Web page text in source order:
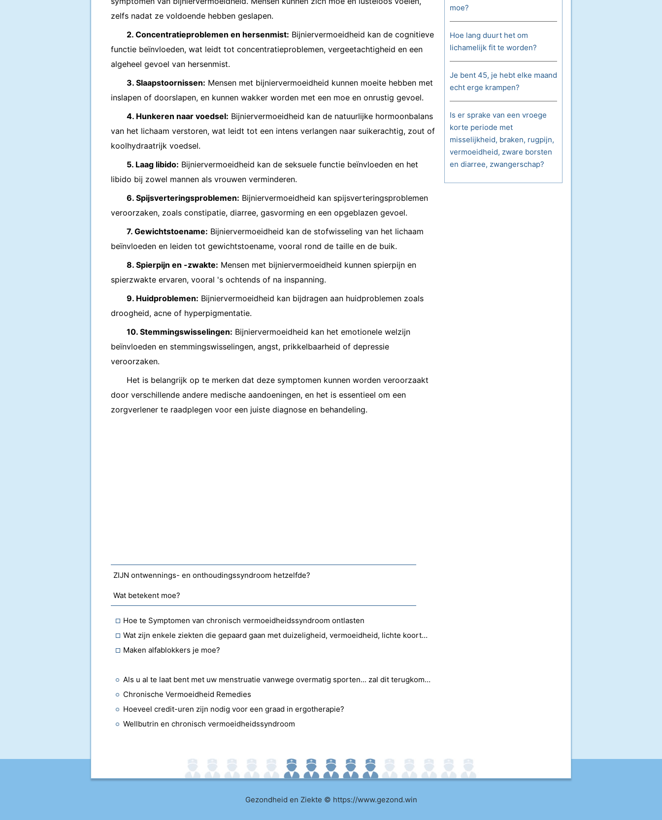
zelfs nadat ze voldoende hebben geslapen.
2. Concentratieproblemen en hersenmist: Bijniervermoeidheid kan de cognitieve
functie beïnvloeden, wat leidt tot concentratieproblemen, vergeetachtigheid en een
algeheel gevoel van hersenmist.
3. Slaapstoornissen: Mensen met bijniervermoeidheid kunnen moeite hebben met
inslapen of doorslapen, en kunnen wakker worden met een moe en onrustig gevoel.
4. Hunkeren naar voedsel: Bijniervermoeidheid kan de natuurlijke hormoonbalans
van het lichaam verstoren, wat leidt tot een intens verlangen naar suikerachtig, zout of
koolhydraatrijk voedsel.
5. Laag libido: Bijniervermoeidheid kan de seksuele functie beïnvloeden en het
libido bij zowel mannen als vrouwen verminderen.
6. Spijsverteringsproblemen: Bijniervermoeidheid kan spijsverteringsproblemen
veroorzaken, zoals constipatie, diarree, gasvorming en een opgeblazen gevoel.
7. Gewichtstoename: Bijniervermoeidheid kan de stofwisseling van het lichaam
beïnvloeden en leiden tot gewichtstoename, vooral rond de taille en de buik.
8. Spierpijn en -zwakte: Mensen met bijniervermoeidheid kunnen spierpijn en
spierzwakte ervaren, vooral 's ochtends of na inspanning.
9. Huidproblemen: Bijniervermoeidheid kan bijdragen aan huidproblemen zoals
droogheid, acne of hyperpigmentatie.
10. Stemmingswisselingen: Bijniervermoeidheid kan het emotionele welzijn
beïnvloeden en stemmingswisselingen, angst, prikkelbaarheid of depressie
veroorzaken.
Het is belangrijk op te merken dat deze symptomen kunnen worden veroorzaakt
door verschillende andere medische aandoeningen, en het is essentieel om een ​​
zorgverlener te raadplegen voor een juiste diagnose en behandeling.
ZIJN ontwennings- en onthoudingssyndroom hetzelfde?
Wat betekent moe?
Hoe te Symptomen van chronisch vermoeidheidssyndroom ontlasten
Wat zijn enkele ziekten die gepaard gaan met duizeligheid, vermoeidheid, lichte koorts en zwakte?
Maken alfablokkers je moe?
Als u al te laat bent met uw menstruatie vanwege overmatig sporten... zal dit terugkomen op een paar dagen dat u plotseling stopt met sporten?
Chronische Vermoeidheid Remedies
Hoeveel credit-uren zijn nodig voor een graad in ergotherapie?
Wellbutrin en chronisch vermoeidheidssyndroom
moe?
Hoe lang duurt het om
lichamelijk fit te worden?
Je bent 45, je hebt elke maand
echt erge krampen?
Is er sprake van een vroege
korte periode met
misselijkheid, braken, rugpijn,
vermoeidheid, zware borsten
en diarree, zwangerschap?
Gezondheid en Ziekte © https://www.gezond.win